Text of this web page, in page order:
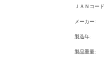
ＪＡＮコー
メーカー:
製造年:
製品重量: